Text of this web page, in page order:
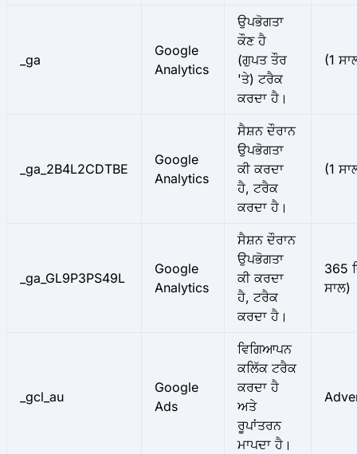
_ga
Google
Analytics
ਉਪਭੋਗਤਾ
ਕੌਣ ਹੈ
(ਗੁਪਤ ਤੌਰ
'ਤੇ) ਟਰੈਕ
ਕਰਦਾ ਹੈ।
(1
_ga_2B4L2CDTBE
Google
Analytics
ਸੈਸ਼ਨ ਦੌਰਾਨ
ਉਪਭੋਗਤਾ
ਕੀ ਕਰਦਾ
ਹੈ, ਟਰੈਕ
ਕਰਦਾ ਹੈ।
(1
_ga_GL9P3PS49L
Google
Analytics
ਸੈਸ਼ਨ ਦੌਰਾਨ
ਉਪਭੋਗਤਾ
ਕੀ ਕਰਦਾ
ਹੈ, ਟਰੈਕ
ਕਰਦਾ ਹੈ।
365
ਸਾਲ)
_gcl_au
Google
Ads
ਵਿਗਿਆਪਨ
ਕਲਿੱਕ ਟਰੈਕ
ਕਰਦਾ ਹੈ
ਅਤੇ
ਰੂਪਾਂਤਰਨ
ਮਾਪਦਾ ਹੈ।